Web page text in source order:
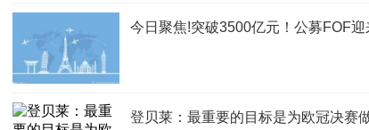
今日聚焦!突破3500亿元！公募FOF
登贝莱：最重要的目标是为欧冠决赛